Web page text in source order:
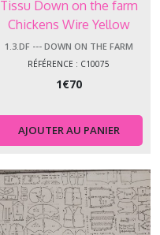
Tissu Down on the farm
Chickens Wire Yellow
1.3.DF --- DOWN ON THE FARM
RÉFÉRENCE : C10075
1€70
AJOUTER AU PANIER